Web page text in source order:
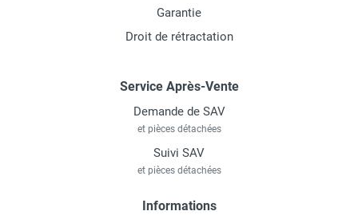
Garantie
Droit de rétractation
Service Après-Vente
Demande de SAV
et pièces détachées
Suivi SAV
et pièces détachées
Informations